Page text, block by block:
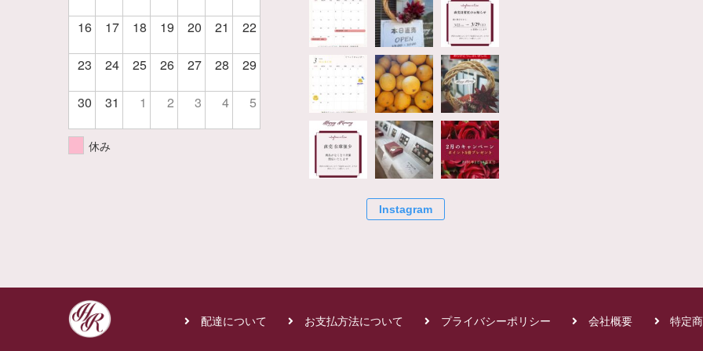
16 17 18 19 20 21 22
23 24 25 26 27 28 29
30 31 1 2 3 4 5
休み
Instagram
配達について お支払方法について プライバシーポリシー 会社概要 特定